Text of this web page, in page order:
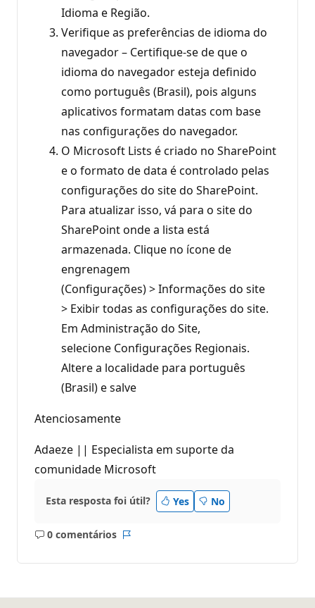
Idioma e Região.
Verifique as preferências de idioma do
navegador – Certifique-se de que o
idioma do navegador esteja definido
como português (Brasil), pois alguns
aplicativos formatam datas com base
nas configurações do navegador.
O Microsoft Lists é criado no SharePoint
e o formato de data é controlado pelas
configurações do site do SharePoint.
Para atualizar isso, vá para o site do
SharePoint onde a lista está
armazenada. Clique no ícone de
engrenagem
(Configurações) > Informações do site
> Exibir todas as configurações do site.
Em Administração do Site,
selecione Configurações Regionais.
Altere a localidade para português
(Brasil) e salve
Atenciosamente
Adaeze || Especialista em suporte da
comunidade Microsoft
Esta resposta foi útil? Yes No
0 comentários
Sem